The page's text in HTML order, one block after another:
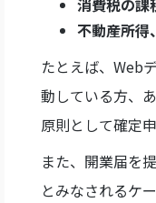
消費税の課
不動産所得
たとえば、Web
動している方、
原則として確定
また、開業届を
とみなされるケ